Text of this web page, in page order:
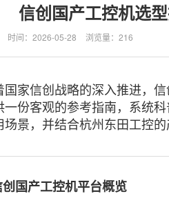
信创国产工控机选
时间：2026-05-28 浏览量：216
信创战略的深入推进，信
一份客观的参考指南，系统
场景，并结合杭州东田工控
国产工控机平台概览